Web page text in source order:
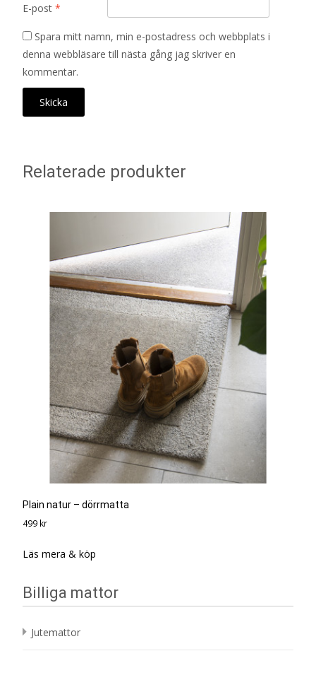
E-post *
Spara mitt namn, min e-postadress och webbplats i
denna webbläsare till nästa gång jag skriver en
kommentar.
Relaterade produkter
Plain natur – dörrmatta
499 kr
Läs mera & köp
Billiga mattor
Jutemattor